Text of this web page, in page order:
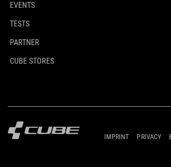
EVENTS
TESTS
PARTNER
CUBE STORES
IMPRINT PRIVACY